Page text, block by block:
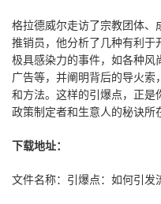
格拉德威尔走访了宗教团体
推销员，他分析了几种有利
极具感染力的事件，如各种
广告等，并阐明背后的导火
和方法。这样的引爆点，正是
政策制定者和生意人的秘诀所
下载地址：
文件名称：引爆点：如何引发